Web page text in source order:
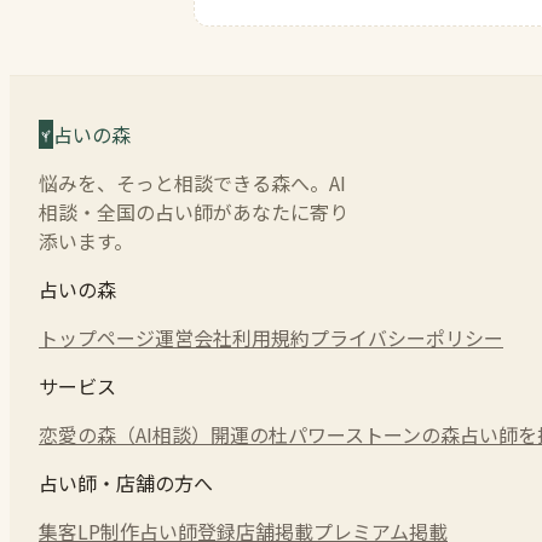
占いの森
悩みを、そっと相談できる森へ。AI
相談・全国の占い師があなたに寄り
添います。
占いの森
トップページ運営会社利用規約プライバシーポリシー
サービス
恋愛の森（AI相談） 開運の杜パワーストーンの森占い師
占い師・店舗の方へ
集客LP制作占い師登録店舗掲載プレミアム掲載